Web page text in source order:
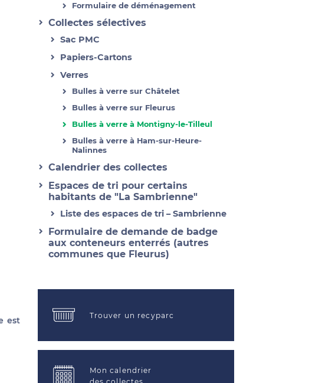
est
Formulaire de déménagement
Collectes sélectives
Sac PMC
Papiers-Cartons
Verres
Bulles à verre sur Châtelet
Bulles à verre sur Fleurus
Bulles à verre à Montigny-le-Tilleul
Bulles à verre à Ham-sur-Heure-
Nalinnes
Calendrier des collectes
Espaces de tri pour certains
habitants de "La Sambrienne"
Liste des espaces de tri – Sambrienne
Formulaire de demande de badge
aux conteneurs enterrés (autres
communes que Fleurus)
Trouver un recyparc
Mon calendrier